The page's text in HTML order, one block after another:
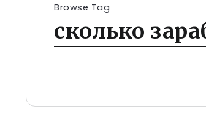
Browse Tag
сколько